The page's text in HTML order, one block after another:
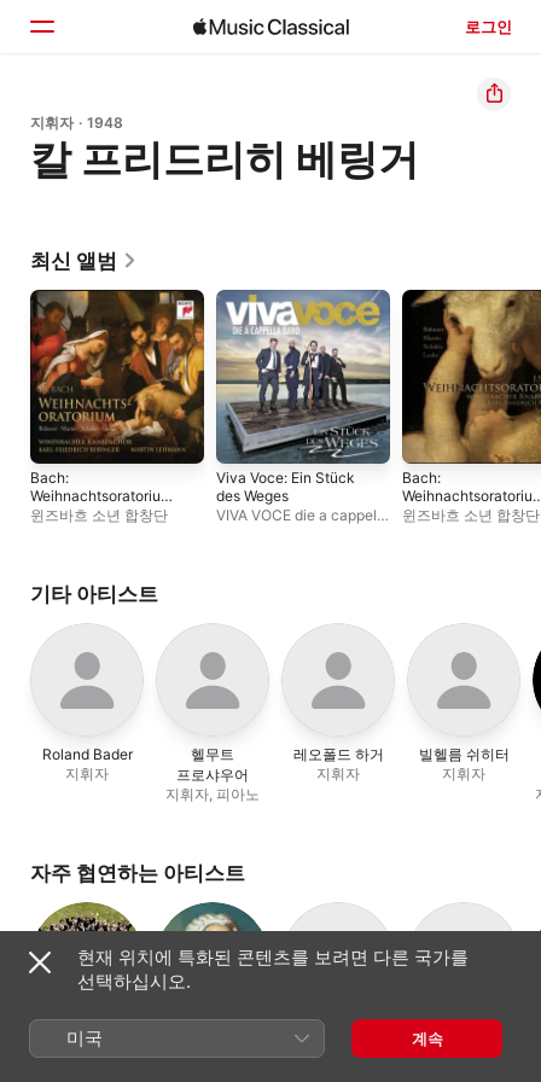
로그인
홈
둘러보기
지휘자 · 1948
칼 프리드리히 베링거
최신 앨범
Bach:
Weihnachtsoratorium,
BWV 248
윈즈바흐 소년 합창단
Viva Voce: Ein Stück
des Weges
VIVA VOCE die a cappella
Bach:
(Parts 1-3)
윈즈바흐 소년 합창단
기타 아티스트
Roland Bader
지휘자
헬무트
프로샤우어
지휘자, 피아노
레오폴드 하거
지휘자
빌헬름 쉬히터
지휘자
자주 협연하는 아티스트
윈즈바흐 소년
합창단
바흐
마르쿠스 샤퍼
테너
Deutsche
Kammer-
현재 위치에 특화된 콘텐츠를 보려면 다른 국가를
선택하십시오.
미국 계속